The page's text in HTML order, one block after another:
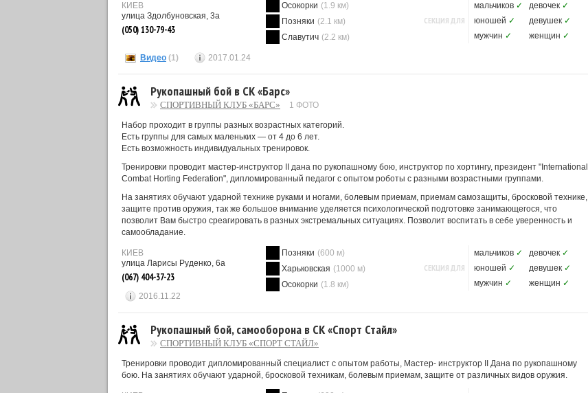
КИЕВ
улица Здолбуновская, 3а
(050) 130-79-43
Осокорки (1.9 км)
Позняки (2.1 км)
Славутич (2.2 км)
СЕКЦИЯ ДЛЯ
мальчиков ✓ девочек ✓
юношей ✓ девушек ✓
мужчин ✓ женщин ✓
Видео (1) 2017.01.24
Рукопашный бой в СК «Барс»
СПОРТИВНЫЙ КЛУБ «БАРС» 1 ФОТО
Набор проходит в группы разных возрастных категорий.
Есть группы для самых маленьких — от 4 до 6 лет.
Есть возможность индивидуальных тренировок.
Тренировки проводит мастер-инструктор II дана по рукопашному бою, инструктор по хортингу, президент "International
Combat Horting Federation", дипломированный педагог с опытом роботы с разными возрастными группами.
На занятиях обучают ударной технике руками и ногами, болевым приемам, приемам самозащиты, бросковой технике,
защите против оружия, так же большое внимание уделяется психологической подготовке занимающегося, что
позволит Вам быстро среагировать в разных экстремальных ситуациях. Позволит воспитать в себе уверенность и
самообладание.
КИЕВ
улица Ларисы Руденко, 6а
(067) 404-37-23
Позняки (600 м)
Харьковская (1000 м)
Осокорки (1.8 км)
СЕКЦИЯ ДЛЯ
мальчиков ✓ девочек ✓
юношей ✓ девушек ✓
мужчин ✓ женщин ✓
2016.11.22
Рукопашный бой, самооборона в СК «Спорт Стайл»
СПОРТИВНЫЙ КЛУБ «СПОРТ СТАЙЛ»
Тренировки проводит дипломированный специалист с опытом работы, Мастер- инструктор II Дана по рукопашному
бою. На занятиях обучают ударной, бросковой техникам, болевым приемам, защите от различных видов оружия.